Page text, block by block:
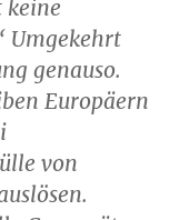
keine
Umgekehrt
genauso.
Europäern
von